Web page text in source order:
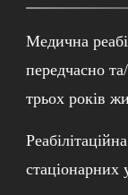
Медична
передчасно
трьох років
стаціонарних